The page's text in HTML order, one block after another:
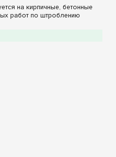
на кирпичные, бетонные
работ по штроблению
рычагов автоматов,